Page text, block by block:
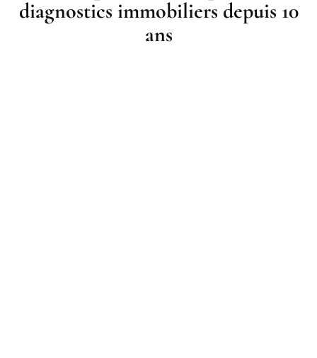
diagnostics immobiliers depuis 10
ans